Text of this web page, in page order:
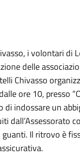
i volontari di
delle
Chivasso
ore 10, presso
indossare un
dall’Assessorato
Il ritrovo è